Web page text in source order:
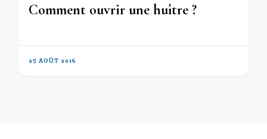
Comment ouvrir une huître ?
25 AOÛT 2016